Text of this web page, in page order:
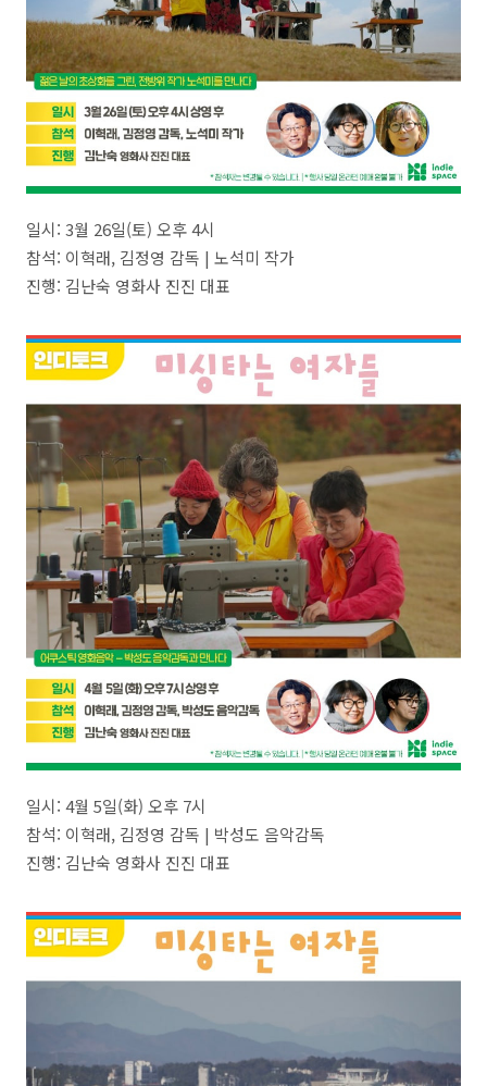
일시: 3월 26일(토) 오후 4시
참석: 이혁래, 김정영 감독 | 노석미 작가
진행: 김난숙 영화사 진진 대표
일시: 4월 5일(화) 오후 7시
참석: 이혁래, 김정영 감독 | 박성도 음악감독
진행: 김난숙 영화사 진진 대표